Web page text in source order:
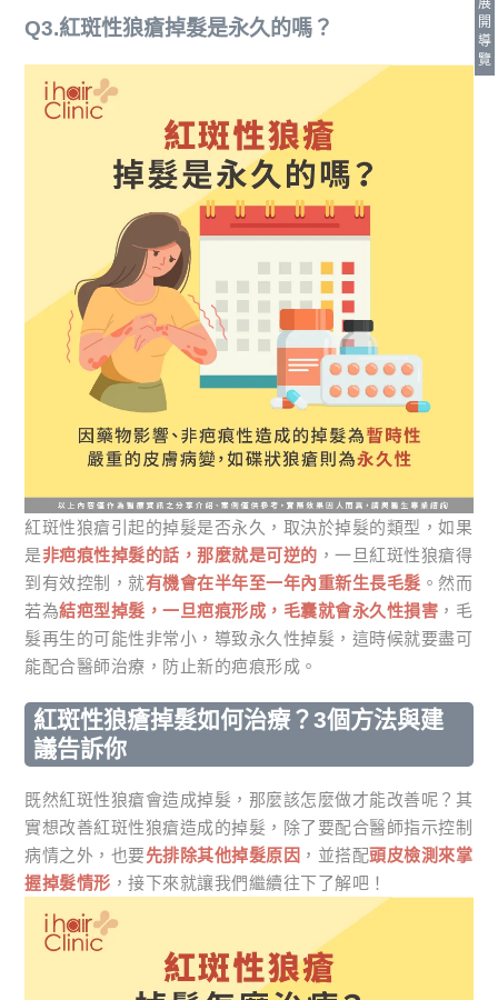
Q3.紅斑性狼瘡掉髮是永久的嗎？
紅斑性狼瘡引起的掉髮是否永久，取決於掉髮的類型，如果
是非疤痕性掉髮的話，那麼就是可逆的 ，一旦紅斑性狼瘡得
到有效控制，就有機會在半年至一年內重新生長毛髮 。然而
若為結疤型掉髮，一旦疤痕形成，毛囊就會永久性損害 ，毛
髮再生的可能性非常小，導致永久性掉髮，這時候就要盡可
能配合醫師治療，防止新的疤痕形成。
紅斑性狼瘡掉髮如何治療？3個方法與建
議告訴你
既然紅斑性狼瘡會造成掉髮，那麼該怎麼做才能改善呢？其
實想改善紅斑性狼瘡造成的掉髮，除了要配合醫師指示控制
病情之外，也要先排除其他掉髮原因 ，並搭配頭皮檢測來掌
握掉髮情形 ，接下來就讓我們繼續往下了解吧！
開
導
覽